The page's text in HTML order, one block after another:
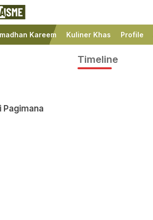
Kareem Kuliner Khas Profile
Pagimana
Timeline